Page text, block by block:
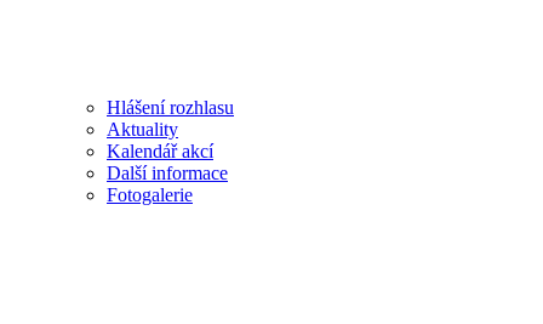
Hlášení rozhlasu
Aktuality
Kalendář akcí
Další informace
Fotogalerie